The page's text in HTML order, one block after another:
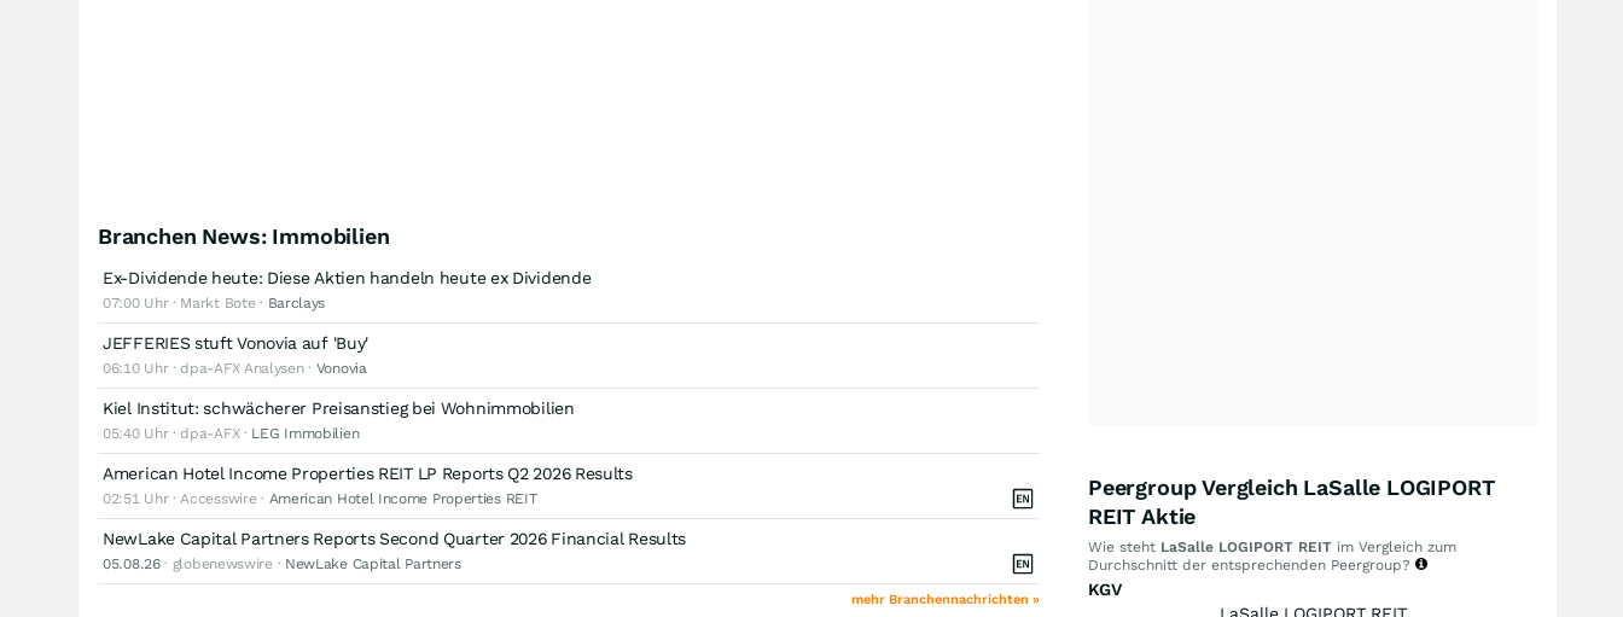
Branchen News: Immobilien
Ex-Dividende heute: Diese Aktien handeln heute ex Dividende
07:00 Uhr · Markt Bote · Barclays
JEFFERIES stuft Vonovia auf 'Buy'
06:10 Uhr · dpa-AFX Analysen · Vonovia
Kiel Institut: schwächerer Preisanstieg bei Wohnimmobilien
05:40 Uhr · dpa-AFX · LEG Immobilien
American Hotel Income Properties REIT LP Reports Q2 2026 Results
02:51 Uhr · Accesswire · American Hotel Income Properties REIT
NewLake Capital Partners Reports Second Quarter 2026 Financial Results
05.08.26· globenewswire · NewLake Capital Partners
mehr Branchennachrichten »
Peergroup Vergleich LaSalle LOGIPORT
REIT Aktie
Wie steht LaSalle LOGIPORT REIT im Vergleich zum
Durchschnitt der entsprechenden Peergroup?
KGV
LaSalle LOGIPORT REIT